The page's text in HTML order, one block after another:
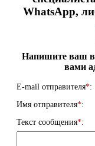
WhatsApp,
Напишите ваш
вами
E-mail отправителя*:
Имя отправителя*:
Текст сообщения*: